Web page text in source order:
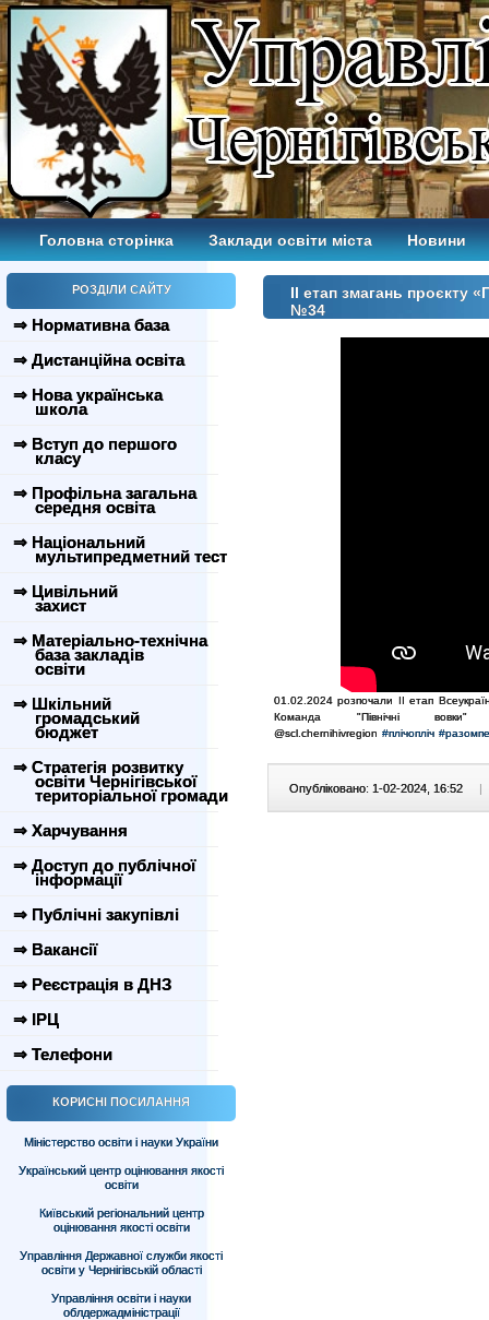
Головна сторінка Заклади освіти міста Новини
РОЗДІЛИ САЙТУ
⇒ Нормативна база
⇒ Дистанційна освіта
⇒ Нова українська
школа
⇒ Вступ до першого
класу
⇒ Профільна загальна
середня освіта
⇒ Національний
мультипредметний тест
⇒ Цивільний
захист
⇒ Матеріально-технічна
база закладів
освіти
⇒ Шкільний
громадський
бюджет
⇒ Стратегія розвитку
освіти Чернігівської
територіальної громади
⇒ Харчування
⇒ Доступ до публічної
інформації
⇒ Публічні закупівлі
⇒ Вакансії
⇒ Реєстрація в ДНЗ
⇒ ІРЦ
⇒ Телефони
КОРИСНІ ПОСИЛАННЯ
Міністерство освіти і науки України
Український центр оцінювання якості
освіти
Київський регіональний центр
оцінювання якості освіти
Управління Державної служби якості
освіти у Чернігівській області
Управління освіти і науки
облдержадміністрації
ІІ етап змагань проєкту
№34
01.02.2024 розпочали ІІ етап
Команда "Північні
@scl.chernihivregion #плічопліч
Опубліковано: 1-02-2024, 16:52 |